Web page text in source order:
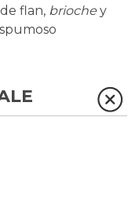
flan, brioche y